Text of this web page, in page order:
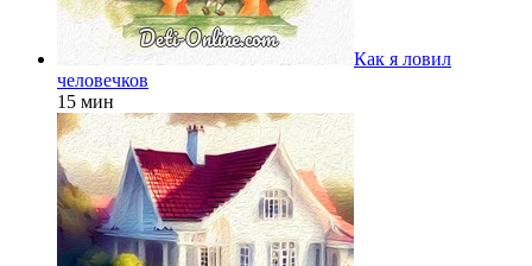
Как я ловил
человечков
15 мин